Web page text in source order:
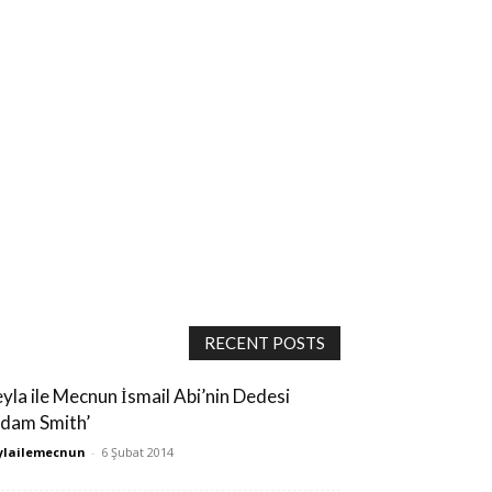
RECENT POSTS
ile Mecnun İsmail Abi’nin Dedesi
Smith’
- 6 Şubat 2014